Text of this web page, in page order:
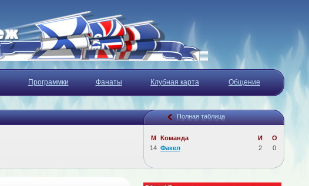
Программки Фанаты Клубная карта Общение
Полная таблица
М Команда И
О
14 Факел 2 0